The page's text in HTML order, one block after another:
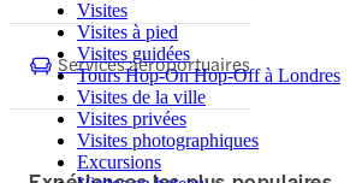
Visites
Visites à pied
Visites guidées
Tours Hop-On Hop-Off à Londres
Visites de la ville
Visites privées
Visites photographiques
Excursions
Services aéroportuaires